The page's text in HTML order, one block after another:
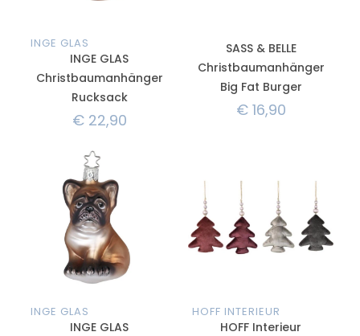
INGE GLAS
INGE GLAS
Christbaumanhänger
Rucksack
€22,90
SASS & BELLE
Christbaumanhänger
Big Fat Burger
€16,90
INGE GLAS
INGE GLAS
HOFF INTERIEUR
HOFF Interieur